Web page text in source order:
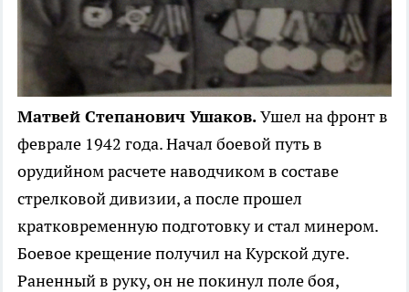
Матвей Степанович Ушаков.Ушел на фронт в
феврале 1942 года. Начал боевой путь в
орудийном расчете наводчиком в составе
стрелковой дивизии, а после прошел
кратковременную подготовку и стал минером.
Боевое крещение получил на Курской дуге.
Раненный в руку, он не покинул поле боя,